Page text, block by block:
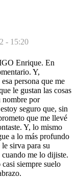
- 15:20
Enrique. En
Y,
persona que me
le gustan las cosas
nombre por
seguro que, sin
que me llevé
Y, lo mismo
a lo más profundo
sirva para su
me lo dijiste.
siempre suelo